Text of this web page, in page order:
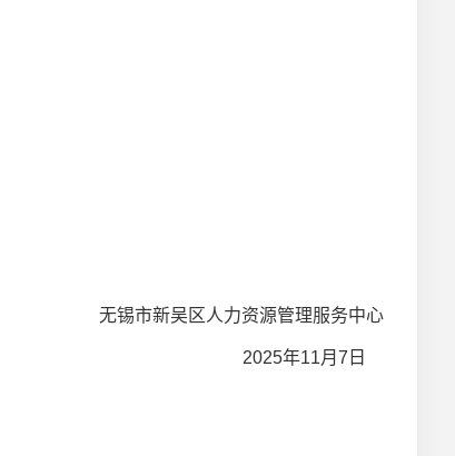
无锡市新吴区人力资源管理服务中心
2025年11月7日